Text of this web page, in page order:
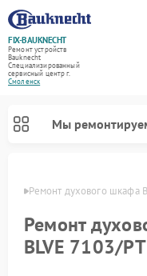
FIX-BAUKNECHT
Ремонт устройств
Bauknecht
Специализированный
cервисный центр г.
Смоленск
Мы
Ремонт духового шкафа
Ремонт
BLVE 7103/